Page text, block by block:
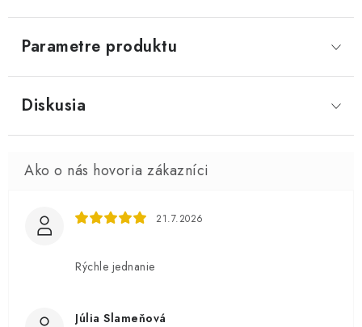
Parametre produktu
Diskusia
21.7.2026
Rýchle jednanie
Júlia Slameňová